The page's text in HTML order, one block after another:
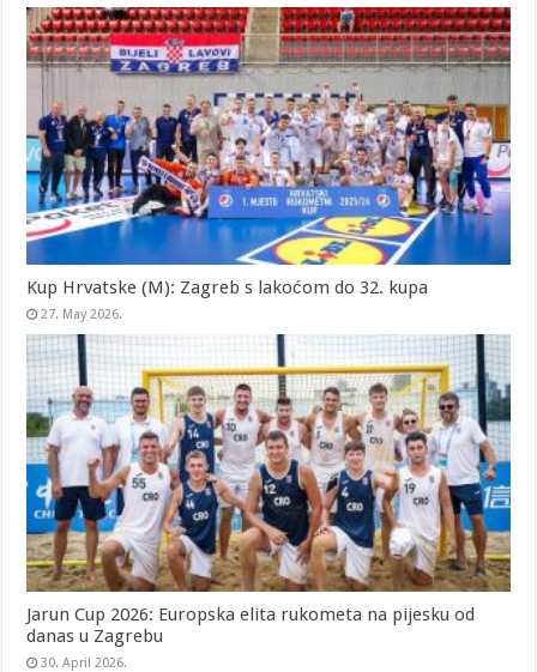
Kup Hrvatske (M): Zagreb s lakoćom do 32. kupa
27. May 2026.
Jarun Cup 2026: Europska elita rukometa na pijesku od
danas u Zagrebu
30. April 2026.